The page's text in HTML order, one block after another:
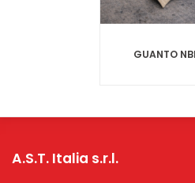
GUANTO
A.S.T. Italia s.r.l.